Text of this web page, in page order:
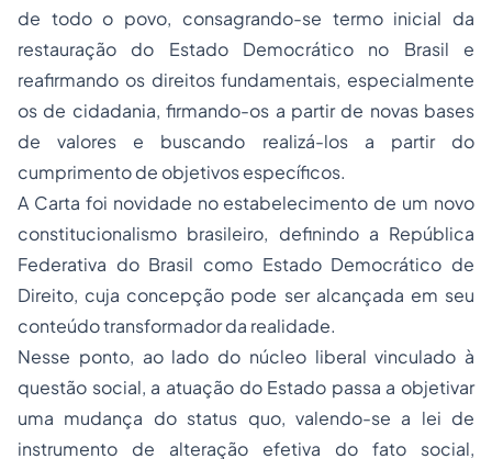
de todo o povo, consagrando-se termo inicial da
restauração do Estado Democrático no Brasil e
reafirmando os direitos fundamentais, especialmente
os de cidadania, firmando-os a partir de novas bases
de valores e buscando realizá-los a partir do
cumprimento de objetivos específicos.
A Carta foi novidade no estabelecimento de um novo
constitucionalismo brasileiro, definindo a República
Federativa do Brasil como Estado Democrático de
Direito, cuja concepção pode ser alcançada em seu
conteúdo transformador da realidade.
Nesse ponto, ao lado do núcleo liberal vinculado à
questão social, a atuação do Estado passa a objetivar
uma mudança do status quo, valendo-se a lei de
instrumento de alteração efetiva do fato social,